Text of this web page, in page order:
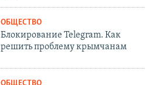
ОБЩЕСТВО
Блокирование Telegram. Как
решить проблему крымчанам